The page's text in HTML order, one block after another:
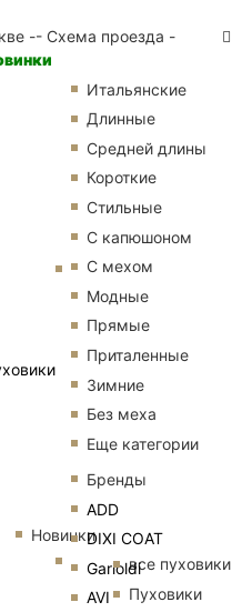
-- Схема проезда -
Итальянские
Длинные
Средней длины
Короткие
Стильные
С капюшоном
С мехом
Модные
Прямые
Приталенные
Зимние
Без меха
Еще категории
Бренды
ADD
DIXI COAT
Garioldi
AVI
Новинки
все пуховики
Пуховики